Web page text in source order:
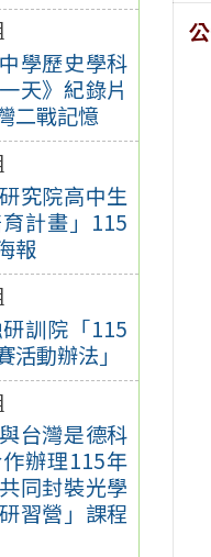
學歷史學科
天》紀錄片
二戰記憶
究院高中生
計畫」115
報
訓院「115
動辦法」
台灣是德科
辦理115年
同封裝光學
習營」課程